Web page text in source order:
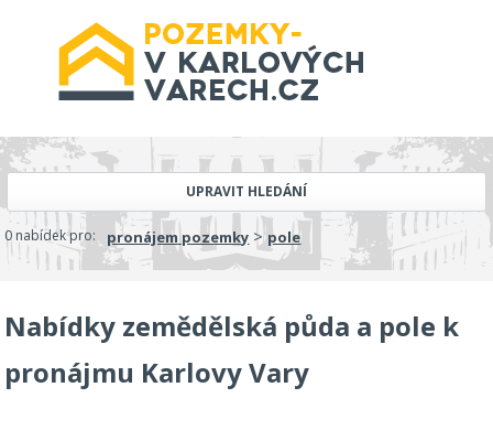
UPRAVIT HLEDÁNÍ
0 nabídek pro: pronájem pozemky >pole
Nabídky zemědělská půda a pole k
pronájmu Karlovy Vary